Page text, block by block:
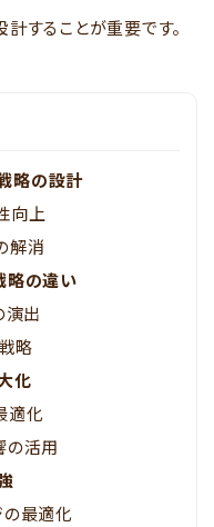
することが重要です。
略の設計
向上
解消
略の違い
演出
略
化
適化
の活用
最適化